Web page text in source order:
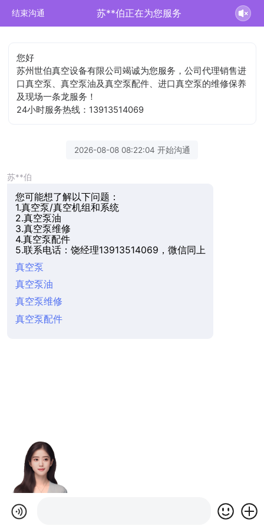
结束沟通 苏**伯正在为您服务
您好
苏州世伯真空设备有限公司竭诚为您服务，公司代理销售进
口真空泵、真空泵油及真空泵配件、进口真空泵的维修保养
及现场一条龙服务！
24小时服务热线：13913514069
2026-08-08 08:22:04 开始沟通
苏**伯
您可能想了解以下问题：
1.真空泵/真空机组和系统
2.真空泵油
3.真空泵维修
4.真空泵配件
5.联系电话：饶经理13913514069，微信同上
真空泵
真空泵油
真空泵维修
真空泵配件